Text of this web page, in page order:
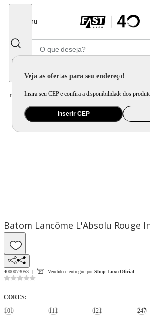
Menu
Veja as ofertas para seu endereço!
Insira seu CEP e confira a disponibilidade dos
Inserir CEP
Home Saúde e Beleza / Maquiagem / Boca / Batom Lancôme L'Absolu Rouge
Batom Lancôme L'Absolu Rouge
4000073053 Vendido e entregue por Shop Luxo Oficial
CORES:
101
111 121 247